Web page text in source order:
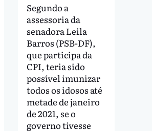
Segundo a
assessoria da
senadora Leila
Barros (PSB-DF),
que participa da
CPI, teria sido
possível imunizar
todos os idosos até
metade de janeiro
de 2021, se o
governo tivesse